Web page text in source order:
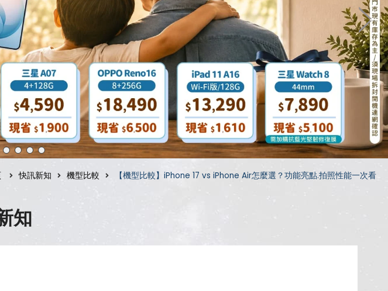
快訊新知 機型比較 【機型比較】iPhone 17 vs iPhone Air怎麼選？功能亮點.拍照性能一次看
知